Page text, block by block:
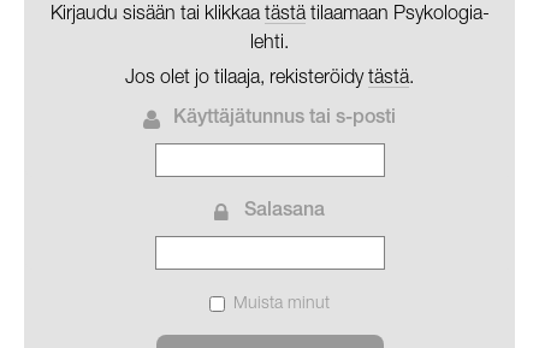
Kirjaudu sisään tai klikkaa tästätilaamaan Psykologia-
lehti.
Jos olet jo tilaaja, rekisteröidytästä.
Käyttäjätunnus tai s-posti
Salasana
Muista minut